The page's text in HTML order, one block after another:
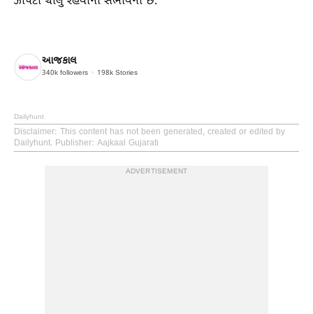
આજકાલ
340k followers 198k Stories
Dailyhunt
Disclaimer: This content has not been generated, created or edited by
Dailyhunt. Publisher: Aajkaal Gujarati
ADVERTISEMENT